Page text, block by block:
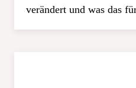
verändert und was das